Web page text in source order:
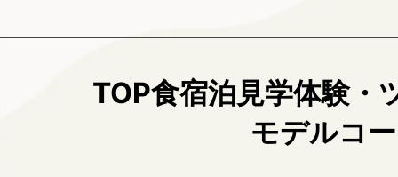
TOP食宿泊見学体験・
モデルコ